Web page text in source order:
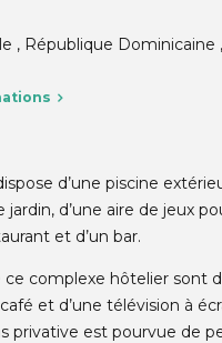
, République Dominicaine
d’une piscine
jardin, d’une aire de jeux
et d’un bar.
ce complexe hôtelier sont
et d’une télévision à
privative est pourvue de